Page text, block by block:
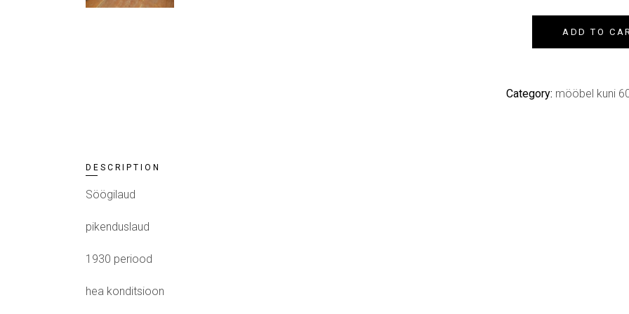
ADD TO
Category: mööbel kuni
DESCRIPTION
Söögilaud
pikenduslaud
1930 periood
hea konditsioon